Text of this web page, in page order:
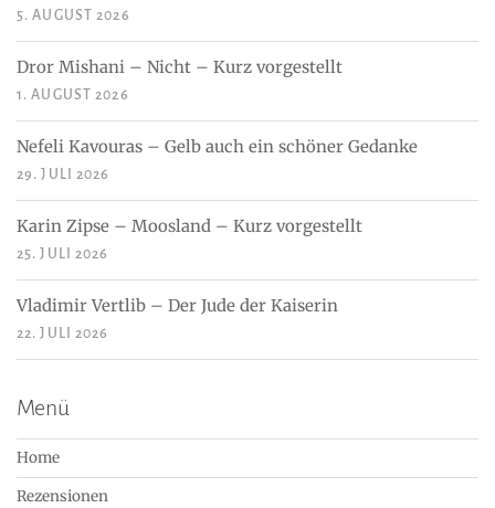
5. AUGUST 2026
Dror Mishani – Nicht – Kurz vorgestellt
1. AUGUST 2026
Nefeli Kavouras – Gelb auch ein schöner Gedanke
29. JULI 2026
Karin Zipse – Moosland – Kurz vorgestellt
25. JULI 2026
Vladimir Vertlib – Der Jude der Kaiserin
22. JULI 2026
Menü
Home
Rezensionen